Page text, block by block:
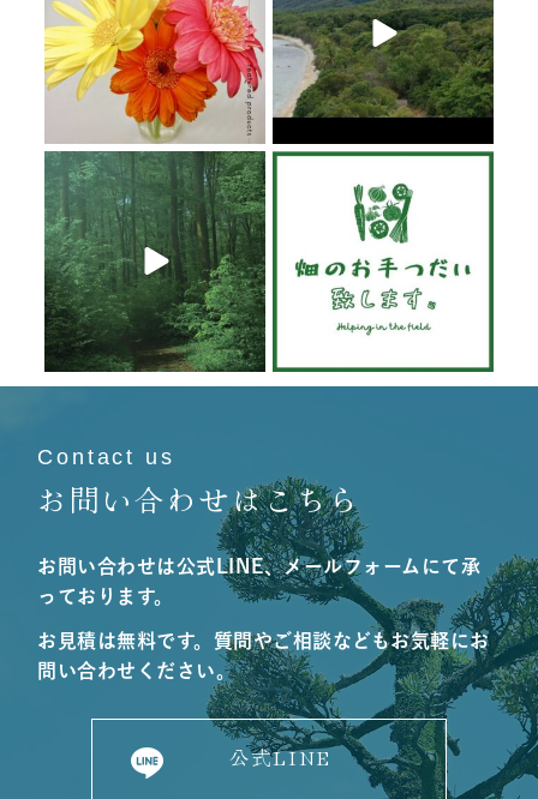
6月 20
6月 19
Contact us
お問い合わせはこちら
お問い合わせは公式LINE、メールフォームにて承
っております。
お見積は無料です。質問やご相談などもお気軽にお
問い合わせください。
公式LINE